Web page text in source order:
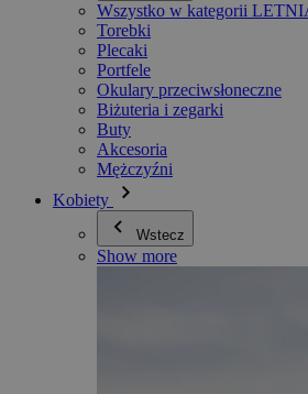
Wszystko w kategorii
Torebki
Plecaki
Portfele
Okulary przeciwsłoneczne
Biżuteria i zegarki
Buty
Akcesoria
Mężczyźni
Kobiety
Wstecz
Show more